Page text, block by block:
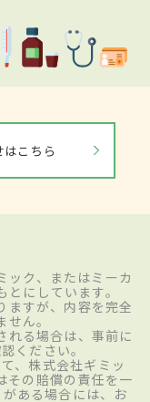
こちら
ック、またはミーカ
にしています。
ますが、内容を完全
ん。
れる場合は、事前に
ください。
、株式会社ギミッ
その賠償の責任を一
ある場合には、お